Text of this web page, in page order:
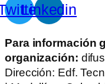
Linkedin
Para información
organización:
Dirección: Edf.